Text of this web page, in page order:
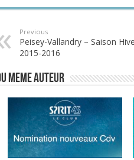
Previous
Peisey-Vallandry – Saison
2015-2016
MEME AUTEUR